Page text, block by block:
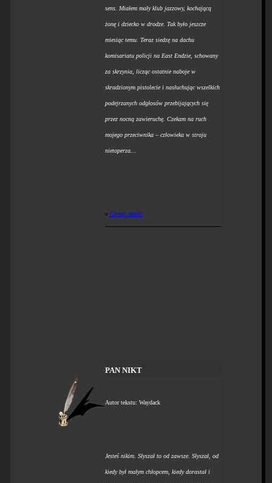
sens. Miałem mały klub jazzowy, kochającą
żonę i dziecko w drodze. Tak było jeszcze
miesiąc temu. Teraz siedzę na dachu
komisariatu policji na East Endzie, schowany
za skrzynia, licząc ostatnie naboje w
skradzionym pistolecie i nasłuchując wszelkich
podejrzanych odgłosów przebijających się
przez nocną zawieruchę. Czekam na ruch
mojego przeciwnika – człowieka w stroju
nietoperza…
» Czytaj całość
PAN NIKT
Autor tekstu: Waydack
Jesteś nikim. Słyszał to od zawsze. Słyszał, od
kiedy był małym chłopcem, kiedy dorastał i